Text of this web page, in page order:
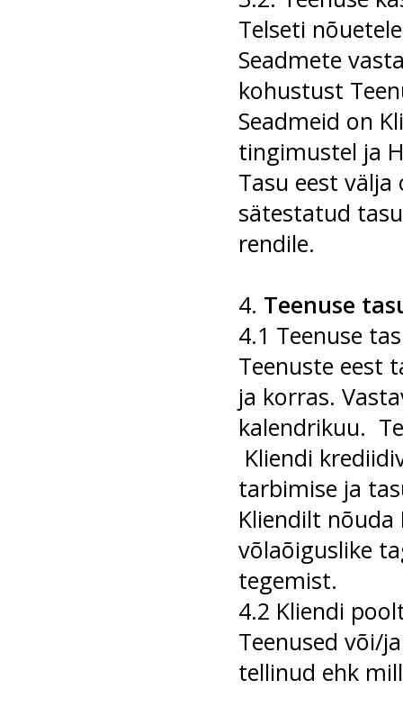
Telseti
Seadmete
kohustust
Seadmeid on
tingimustel ja
Tasu eest
sätestatud
rendile.
4. Teenuse
4.1 Teenuse
Teenuste eest
ja korras.
kalendrikuu.
Kliendi
tarbimise ja
Kliendilt nõuda
võlaõiguslike
tegemist.
4.2 Kliendi
Teenused või/
tellinud ehk